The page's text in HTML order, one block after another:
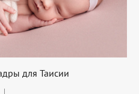
для Таисии